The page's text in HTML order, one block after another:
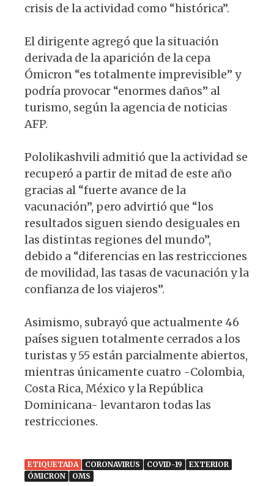
crisis de la actividad como “histórica”.
El dirigente agregó que la situación
derivada de la aparición de la cepa
Ómicron “es totalmente imprevisible” y
podría provocar “enormes daños” al
turismo, según la agencia de noticias
AFP.
Pololikashvili admitió que la actividad se
recuperó a partir de mitad de este año
gracias al “fuerte avance de la
vacunación”, pero advirtió que “los
resultados siguen siendo desiguales en
las distintas regiones del mundo”,
debido a “diferencias en las restricciones
de movilidad, las tasas de vacunación y la
confianza de los viajeros”.
Asimismo, subrayó que actualmente 46
países siguen totalmente cerrados a los
turistas y 55 están parcialmente abiertos,
mientras únicamente cuatro -Colombia,
Costa Rica, México y la República
Dominicana- levantaron todas las
restricciones.
ETIQUETADA CORONAVIRUS COVID-19
EXTERIOR
ÓMICRON
OMS